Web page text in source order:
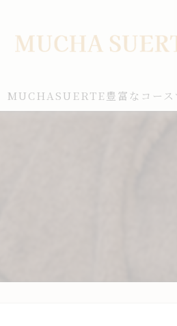
MUCHASUERTE豊富なコース